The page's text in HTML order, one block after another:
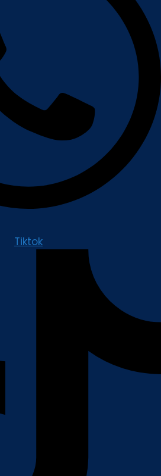
Tiktok